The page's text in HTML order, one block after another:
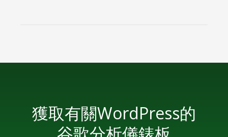
WordPress SEO 提示: 12 個提示,
以改善您的 Wordpress 網站的
SEO
獲取有關WordPress的